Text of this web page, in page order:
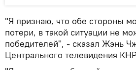
"Я признаю, что обе стороны
потери, в такой ситуации не
победителей", - сказал Жэнь
Центрального телевидения